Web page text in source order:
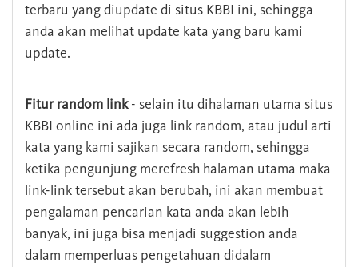
terbaru yang diupdate di situs KBBI ini, sehingga
anda akan melihat update kata yang baru kami
update.
Fitur random link- selain itu dihalaman utama situs
KBBI online ini ada juga link random, atau judul arti
kata yang kami sajikan secara random, sehingga
ketika pengunjung merefresh halaman utama maka
link-link tersebut akan berubah, ini akan membuat
pengalaman pencarian kata anda akan lebih
banyak, ini juga bisa menjadi suggestion anda
dalam memperluas pengetahuan didalam